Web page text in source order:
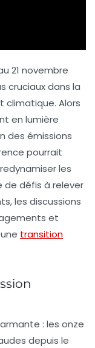
21 novembre
cruciaux dans la
Alors
en lumière
des émissions
pourrait
les
de défis à relever
les discussions
et
transition
: les onze
depuis le